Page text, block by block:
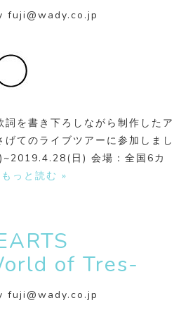
fuji@wady.co.jp
を書き下ろしながら制作したア
てのライブツアーに参加しまし
日) 会場：全国6カ
もっと読む »
of Tres-
fuji@wady.co.jp